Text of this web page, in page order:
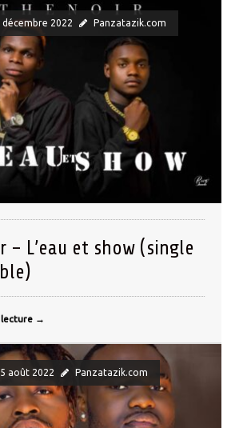
décembre 2022 Panzatazik.com
– L’eau et show (single
→
août 2022 Panzatazik.com